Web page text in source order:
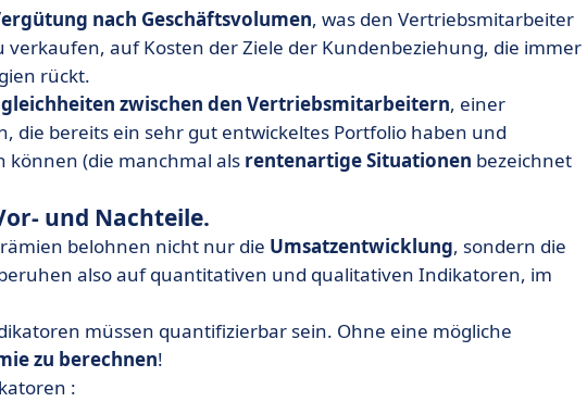
nach Geschäftsvolumen, was den Vertriebsmitarbeiter
auf Kosten der Ziele der Kundenbeziehung, die immer
rückt.
zwischen den Vertriebsmitarbeitern, einer
die bereits ein sehr gut entwickeltes Portfolio haben und
können (die manchmal als rentenartige Situationen bezeichnet
und Nachteile.
belohnen nicht nur die Umsatzentwicklung, sondern die
also auf quantitativen und qualitativen Indikatoren, im
müssen quantifizierbar sein. Ohne eine mögliche
zu berechnen!
: